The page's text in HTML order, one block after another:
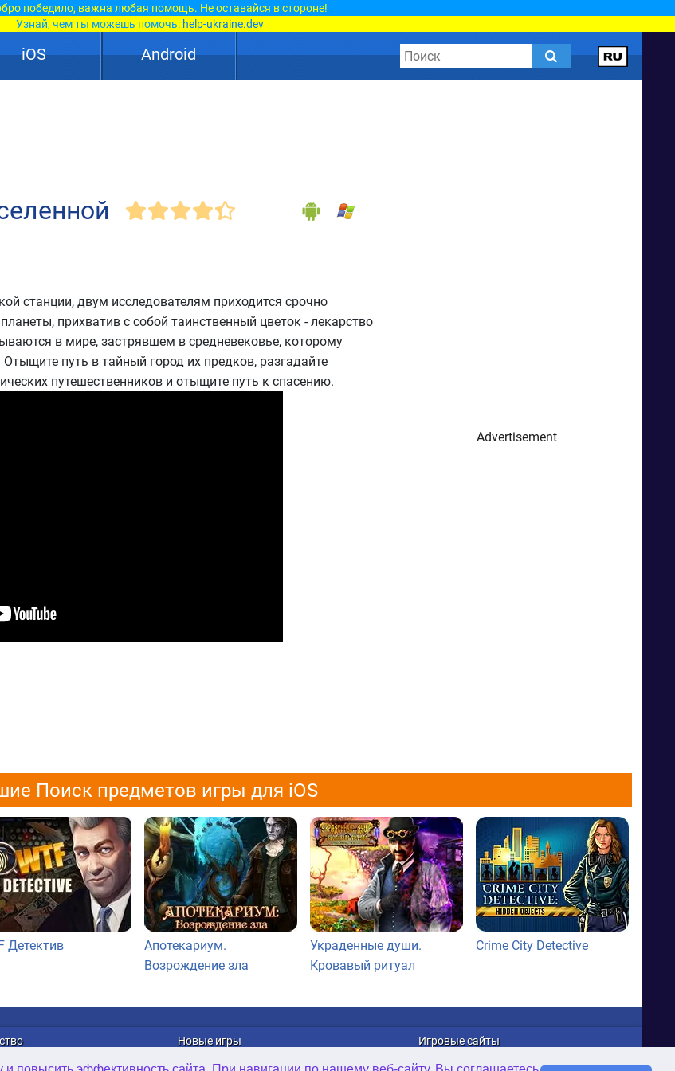
победило, важна любая помощь. Не оставайся в стороне!
Узнай, чем ты можешь помочь: help-ukraine.dev
iOS Android
станции, двум исследователям приходится срочно
прихватив с собой таинственный цветок - лекарство
в мире, застрявшем в средневековье, которому
путь в тайный город их предков, разгадайте
путешественников и отыщите путь к спасению.
Advertisement
Поиск предметов игры для iOS
Детектив
Апотекариум.
Возрождение зла
Украденные души.
Кровавый ритуал
Crime City Detective
Новые игры
Онлайн Игры
Игровые сайты
WellGames.com